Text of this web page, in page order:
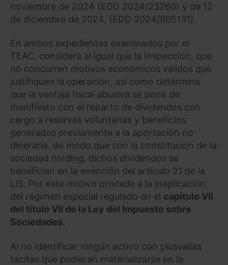
noviembre de 2024 (EDD 2024/23260) y de 12
de diciembre de 2024, (EDD 2024/805131).
En ambos expedientes examinados por el
TEAC, considera al igual que la Inspección, que
no concurren motivos económicos válidos que
justifiquen la operación, así como determina
que la ventaja fiscal abusiva se pone de
manifiesto con el reparto de dividendos con
cargo a reservas voluntarias y beneficios
generados previamente a la aportación no
dineraria, de modo que con la constitución de la
sociedad holding, dichos dividendos se
benefician en la exención del artículo 21 de la
LIS. Por este motivo procede a la inaplicación
del régimen especial regulado en el capítulo VII
del título VII de la Ley del Impuesto sobre
Sociedades.
Al no identificar ningún activo con plusvalías
tácitas que pudieran materializarse en la